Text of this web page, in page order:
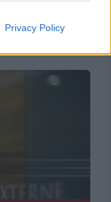
Privacy Policy